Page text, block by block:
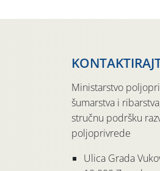
Ministarstvo
šumarstva i
stručnu podršku
poljoprivrede
Ulica Grada